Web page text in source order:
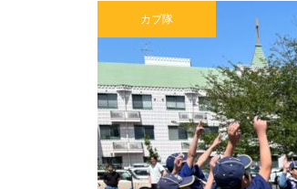
カブ隊